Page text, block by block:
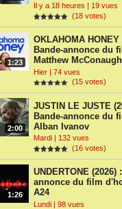
Il y a 18 heures | 19 vues
(18 votes)
1:23
OKLAHOMA HONEY
Bande-annonce du
Matthew
Hier | 74 vues
(15 votes)
2:00
JUSTIN LE JUSTE
Bande-annonce du
Alban Ivanov
Mardi | 132 vues
(16 votes)
1:26
UNDERTONE (2026)
annonce du film
A24
Lundi | 98 vues